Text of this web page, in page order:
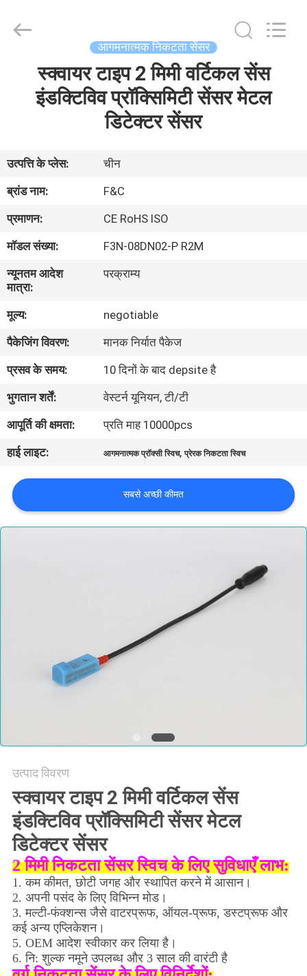
हमारे
बारे
में
कारखाना
भ्रमण
गुणवत्ता
नियंत्रण
संपर्क
करें
समाचार
एक
उद्धरण
PRIVACY
Copyright
Technology
आगमनात्मक निकटता सेंसर
स्क्वायर टाइप 2 मिमी वर्टिकल सेंस
इंडक्टिविव प्रॉक्सिमिटी सेंसर मेटल
डिटेक्टर सेंसर
उत्पत्ति के प्लेस:
चीन
ब्रांड नाम:
F&C
प्रमाणन:
CE RoHS ISO
मॉडल संख्या:
F3N-08DN02-P R2M
न्यूनतम आदेश
मात्रा:
परक्राम्य
मूल्य:
negotiable
पैकेजिंग विवरण:
मानक निर्यात पैकेज
प्रसव के समय:
10 दिनों के बाद depsite है
भुगतान शर्तें:
वेस्टर्न यूनियन, टी/टी
आपूर्ति की क्षमता:
प्रति माह 10000pcs
हाई लाइट:
आगमनात्मक प्रॉक्सी स्विच,प्रेरक निकटता स्विच
सबसे अच्छी कीमत
उत्पाद विवरण
स्क्वायर टाइप 2 मिमी वर्टिकल सेंस
इंडक्टिविव प्रॉक्सिमिटी सेंसर मेटल
डिटेक्टर सेंसर
2 मिमी निकटता सेंसर स्विच के लिए सुविधाएँ लाभ:
1. कम कीमत, छोटी जगह और स्थापित करने में आसान।
2. अपनी पसंद के लिए विभिन्न मोड।
3. मल्टी-फंक्शन्स जैसे वाटरप्रूफ, ऑयल-प्रूफ, डस्टप्रूफ और
कई अन्य एप्लिकेशन।
5. OEM आदेश स्वीकार कर लिया है।
6. नि: शुल्क नमूने उपलब्ध और 3 साल की वारंटी है